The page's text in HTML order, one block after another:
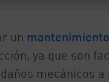
un
ya que son
mecánicos